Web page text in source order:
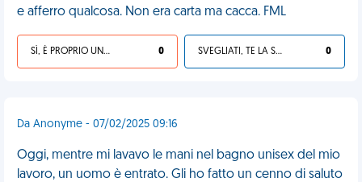
e afferro qualcosa. Non era carta ma cacca. FML
SÌ, È PROPRIO UNA VDM! 0 SVEGLIATI, TE LA SEI CERCATA! 0
Da Anonyme - 07/02/2025 09:16
Oggi, mentre mi lavavo le mani nel bagno unisex del mio
lavoro, un uomo è entrato. Gli ho fatto un cenno di saluto